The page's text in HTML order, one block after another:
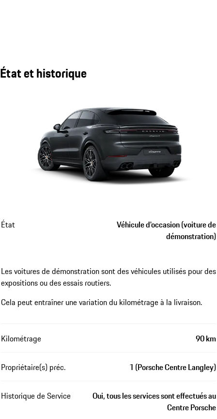
État et historique
État
Véhicule d'occasion (voiture de
démonstration)
Les voitures de démonstration sont des véhicules utilisés pour des
expositions ou des essais routiers.
Cela peut entraîner une variation du kilométrage à la livraison.
Kilométrage 90 km
Propriétaire(s) préc. 1 (Porsche Centre Langley)
Historique de Service
Oui, tous les services sont effectués au
Centre Porsche